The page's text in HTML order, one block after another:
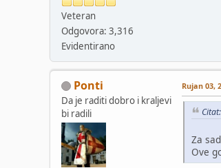
Veteran
Odgovora: 3,316
Evidentirano
Ponti
Da je raditi dobro i kraljevi
bi radili
Rujan 03,
Za
Ove